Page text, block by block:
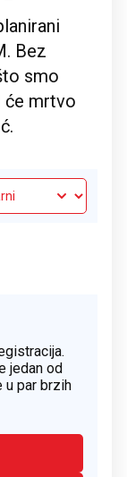
Bez
smo
će mrtvo
jedan od
u par brzih